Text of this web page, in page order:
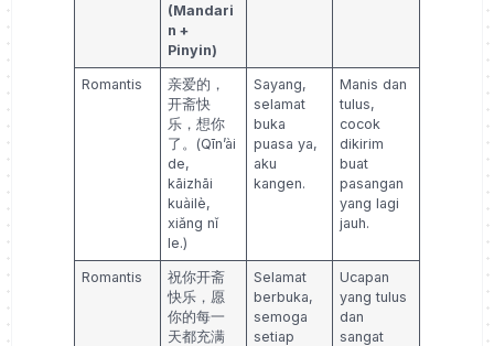
(Mandari
n +
Pinyin)
Romantis
亲爱的，
开斋快
乐，想你
了。(Qīn’ài
de,
kāizhāi
kuàilè,
xiǎng nǐ
le.)
Sayang,
selamat
buka
puasa ya,
aku
kangen.
Manis dan
tulus,
cocok
dikirim
buat
pasangan
yang lagi
jauh.
Romantis
祝你开斋
快乐，愿
你的每一
天都充满
Selamat
berbuka,
semoga
setiap
Ucapan
yang tulus
dan
sangat